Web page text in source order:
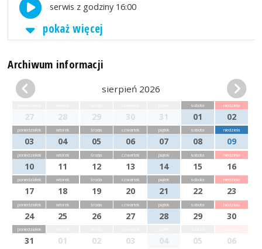
serwis z godziny 16:00
pokaż więcej
Archiwum informacji
sierpień 2026
27 28 29 30 31
sobota
01
niedziela
02
poniedziałek
03
wtorek
04
środa
05
czwartek
06
piątek
07
sobota
08
niedziela
09
poniedziałek
10
wtorek
11
środa
12
czwartek
13
piątek
14
sobota
15
niedziela
16
poniedziałek
17
wtorek
18
środa
19
czwartek
20
piątek
21
sobota
22
niedziela
23
poniedziałek
24
wtorek
25
środa
26
czwartek
27
piątek
28
sobota
29
niedziela
30
poniedziałek
31 01 02 03 04 05 06